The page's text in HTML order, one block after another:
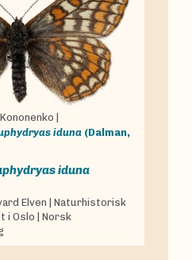
iduna (Dalman,
iduna
Elven
Naturhistorisk
i Oslo
Norsk